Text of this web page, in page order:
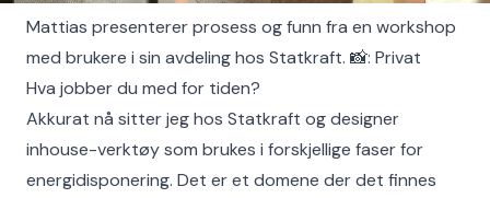
Mattias presenterer prosess og funn fra en workshop
med brukere i sin avdeling hos Statkraft. 📸: Privat
Hva jobber du med for tiden?
Akkurat nå sitter jeg hos Statkraft og designer
inhouse-verktøy som brukes i forskjellige faser for
energidisponering. Det er et domene der det finnes